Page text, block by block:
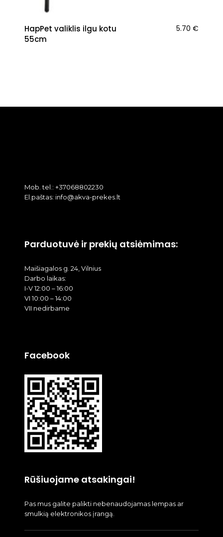
HapPet valiklis ilgu kotu
55cm
5.70 €
Mob. tel.: +37068802230
El.paštas: info@akva-prekes.lt
Parduotuvė ir prekių atsiėmimas:
Maišiagalos g. 24, Vilnius
Darbo laikas:
I-V 12:00 – 16:00
VI 10:00 – 14:00
VII nedirbame
Facebook
Rūšiuojame atsakingai!
Pas mus galite palikti nebenaudojamas lempas ar
smulkią elektronikos įrangą.